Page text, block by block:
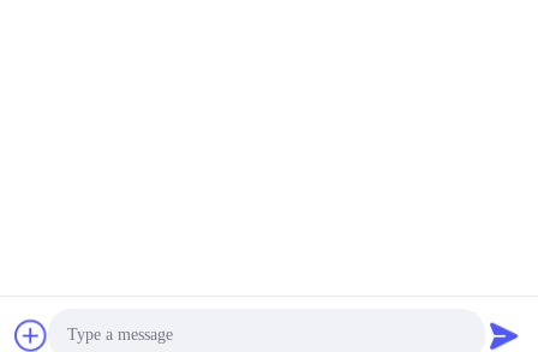
Obtenez le meilleur prix